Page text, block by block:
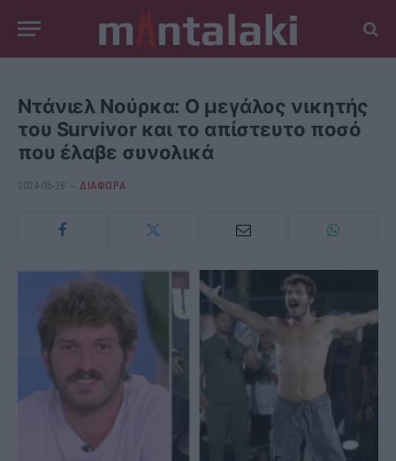
Ντάνιελ Νούρκα: Ο μεγάλος νικητής
του Survivor και το απίστευτο ποσό
που έλαβε συνολικά
2024-06-28 ΔΙΆΦΟΡΑ